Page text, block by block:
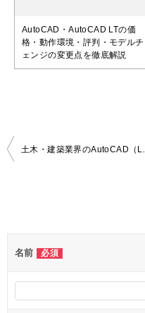
AutoCAD・AutoCAD LTの価
格・動作環境・評判・モデルチ
ェンジの変更点を徹底解説
投
ー
シ
ョ
土木・建築業界の
名前 必須